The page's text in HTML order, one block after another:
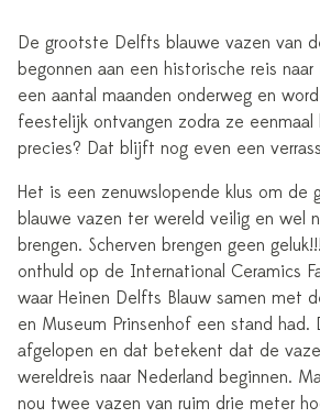
De grootste Delfts blauwe vazen van
begonnen aan een historische reis
een aantal maanden onderweg en
feestelijk ontvangen zodra ze eenmaal
precies? Dat blijft nog even een
Het is een zenuwslopende klus om de
blauwe vazen ter wereld veilig en wel
brengen. Scherven brengen geen
onthuld op de International Ceramics
waar Heinen Delfts Blauw samen met
en Museum Prinsenhof een stand had.
afgelopen en dat betekent dat de
wereldreis naar Nederland beginnen.
nou twee vazen van ruim drie meter